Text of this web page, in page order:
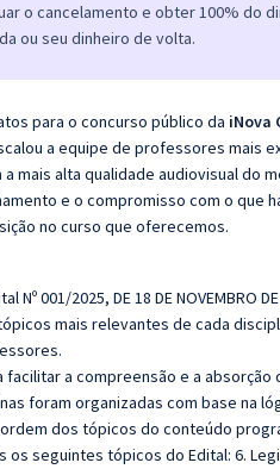
o cancelamento e obter 100% do
ou seu dinheiro de volta.
para o concurso público da iNova
a equipe de professores mais
mais alta qualidade audiovisual do
e o compromisso com o
no curso que oferecemos.
Nº 001/2025, DE 18 DE NOVEMBRO
mais relevantes de cada
facilitar a compreensão e a
foram organizadas com base na
dos tópicos do conteúdo
os seguintes tópicos do Edital: 6.